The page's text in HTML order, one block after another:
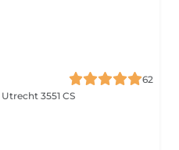
62
Utrecht 3551 CS